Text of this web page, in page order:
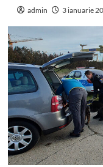
admin 3 ianuarie